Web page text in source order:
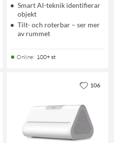
Smart AI-teknik identifierar
objekt
Tilt- och roterbar – ser mer
av rummet
Online: 100+ st
106